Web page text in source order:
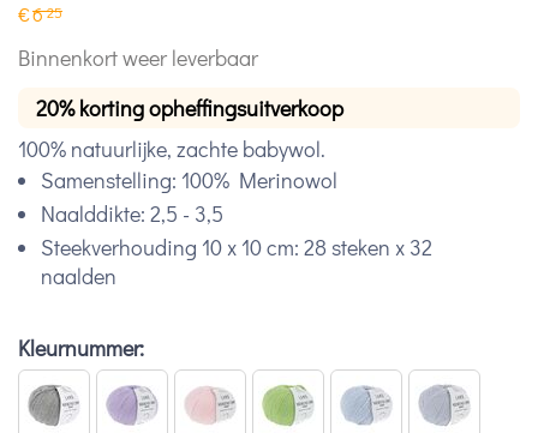
€625
Binnenkort weer leverbaar
20% korting opheffingsuitverkoop
100% natuurlijke, zachte babywol.
Samenstelling: 100% Merinowol
Naalddikte: 2,5 - 3,5
Steekverhouding 10 x 10 cm: 28 steken x 32
naalden
Kleurnummer: